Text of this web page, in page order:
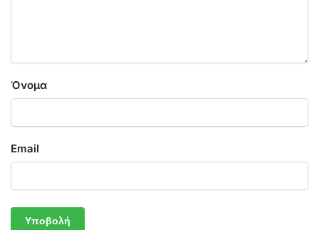
Όνομα
Email